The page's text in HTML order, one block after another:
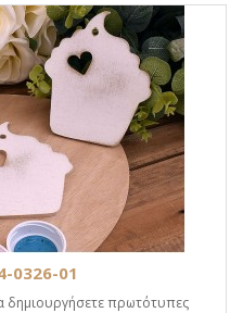
0326-01
δημιουργήσετε πρωτότυπες